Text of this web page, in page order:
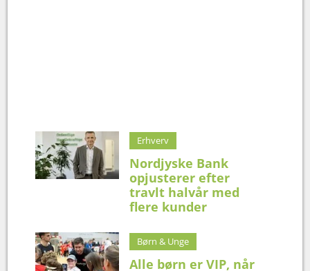
Erhverv
Nordjyske Bank
opjusterer efter
travlt halvår med
flere kunder
Børn & Unge
Alle børn er VIP, når